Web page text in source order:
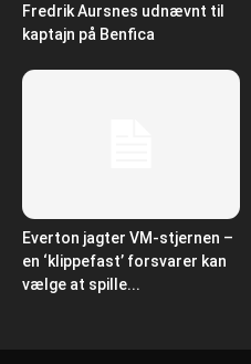
Fredrik Aursnes udnævnt til
kaptajn på Benfica
Everton jagter VM-stjernen –
en ‘klippefast’ forsvarer kan
vælge at spille...